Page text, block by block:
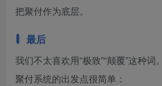
把聚付作为底层。
最后
我们不太喜欢用“极致”“颠覆”这种词。
聚付系统的出发点很简单：